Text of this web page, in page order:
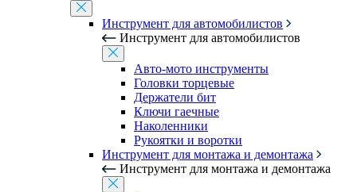
Инструмент для автомобилистов
Инструмент для автомобилистов
Авто-мото инструменты
Головки торцевые
Держатели бит
Ключи гаечные
Наколенники
Рукоятки и воротки
Инструмент для монтажа и демонтажа
Инструмент для монтажа и демонтажа